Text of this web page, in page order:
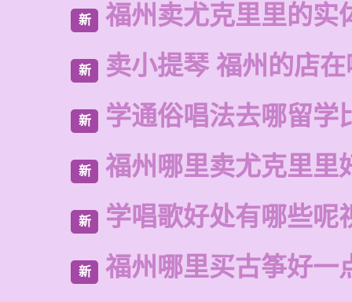
新 福州卖尤克里里的实
新 卖小提琴 福州的店
新 学通俗唱法去哪留学
新 福州哪里卖尤克里里
新 学唱歌好处有哪些呢
新 福州哪里买古筝好一